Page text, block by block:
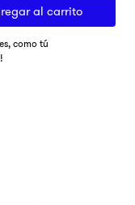
al carrito
como tú
!